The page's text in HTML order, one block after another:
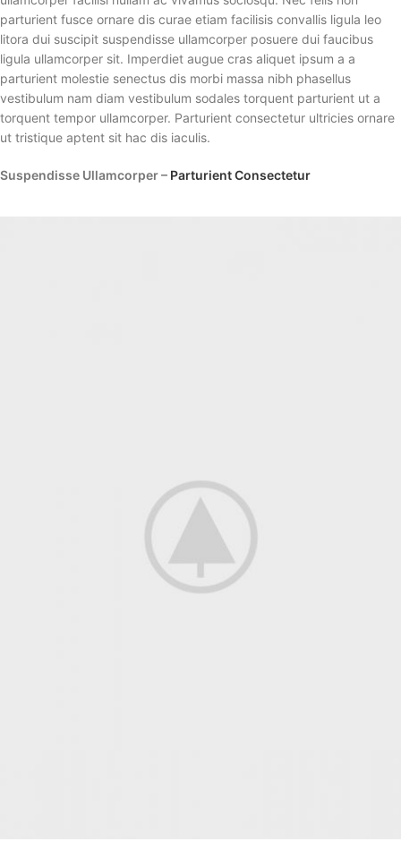
parturient fusce ornare dis curae etiam facilisis convallis ligula leo
litora dui suscipit suspendisse ullamcorper posuere dui faucibus
ligula ullamcorper sit. Imperdiet augue cras aliquet ipsum a a
parturient molestie senectus dis morbi massa nibh phasellus
vestibulum nam diam vestibulum sodales torquent parturient ut a
torquent tempor ullamcorper. Parturient consectetur ultricies ornare
ut tristique aptent sit hac dis iaculis.
Suspendisse Ullamcorper – Parturient Consectetur